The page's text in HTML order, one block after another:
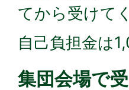
てから受けて
自己負担金は
集団会場で